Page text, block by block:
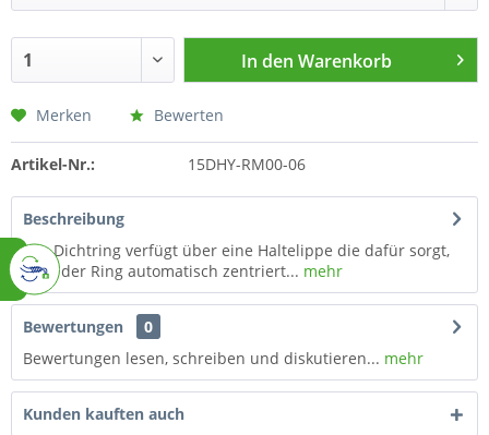
In den Warenkorb
Merken Bewerten
Artikel-Nr.: 15DHY-RM00-06
Beschreibung
Der Dichtring verfügt über eine Haltelippe die dafür sorgt,
dass der Ring automatisch zentriert... mehr
Bewertungen
0
Bewertungen lesen, schreiben und diskutieren... mehr
Kunden kauften auch